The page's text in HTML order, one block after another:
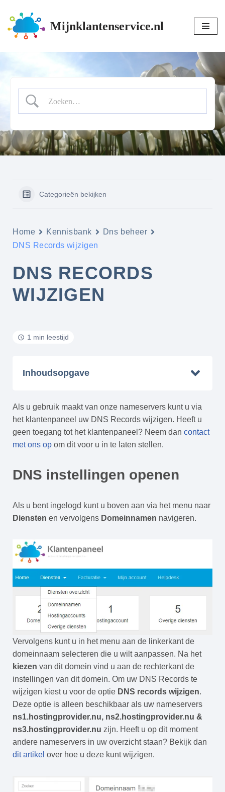
Ga
naar
Mijnklantenservice.nl
Categorieën bekijken
Home Kennisbank
Dns beheer
DNS Records wijzigen
DNS RECORDS
WIJZIGEN
1 min leestijd
Inhoudsopgave
Als u gebruik maakt van onze nameservers kunt u via
het klantenpaneel uw DNS Records wijzigen. Heeft u
geen toegang tot het klantenpaneel? Neem dan contact
met ons op om dit voor u in te laten stellen.
DNS instellingen openen
Als u bent ingelogd kunt u boven aan via het menu naar
Diensten en vervolgens Domeinnamen navigeren.
Vervolgens kunt u in het menu aan de linkerkant de
domeinnaam selecteren die u wilt aanpassen. Na het
kiezen van dit domein vind u aan de rechterkant de
instellingen van dit domein. Om uw DNS Records te
wijzigen kiest u voor de optie DNS records wijzigen.
Deze optie is alleen beschikbaar als uw nameservers
ns1.hostingprovider.nu, ns2.hostingprovider.nu &
ns3.hostingprovider.nu zijn. Heeft u op dit moment
andere nameservers in uw overzicht staan? Bekijk dan
dit artikel over hoe u deze kunt wijzigen.